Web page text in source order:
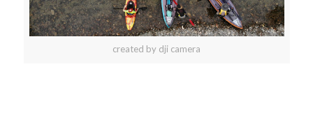
created by dji camera